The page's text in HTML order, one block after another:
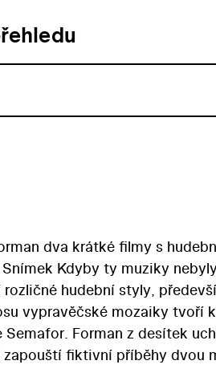
dva krátké filmy s
Kdyby ty muziky
hudební styly,
vypravěčské mozaiky tvoří
Forman z desítek
fiktivní příběhy dvou